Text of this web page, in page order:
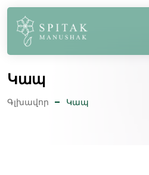
Կապ
Գլխավոր Կապ